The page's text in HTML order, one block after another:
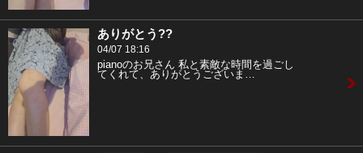
ありがとう??
04/07 18:16
pianoのお兄さん 私と素敵な時間を過ごし
てくれて、ありがとうございま…